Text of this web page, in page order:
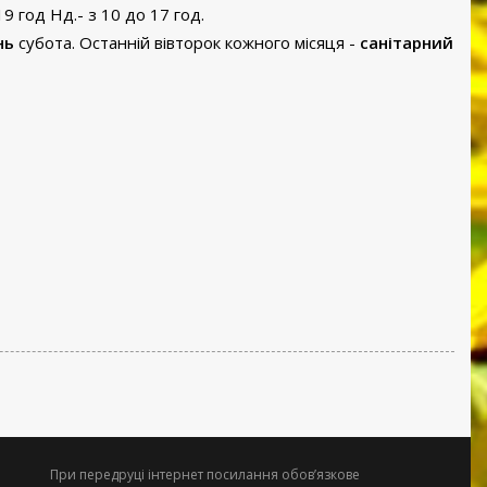
год Нд.- з 10 до 17 год.
субота. Останній вівторок кожного місяця - санітарний
При передруці інтернет посилання обов’язкове